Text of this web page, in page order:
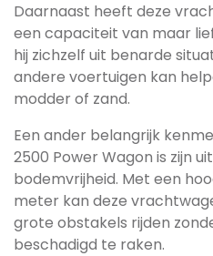
Daarnaast heeft deze
een capaciteit van maar
hij zichzelf uit benarde
andere voertuigen kan
modder of zand.
Een ander belangrijk
2500 Power Wagon is zijn
bodemvrijheid. Met een
meter kan deze
grote obstakels rijden
beschadigd te raken.